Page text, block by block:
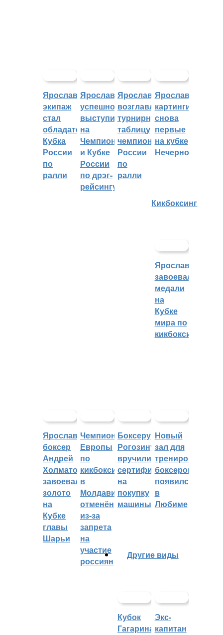
Ярославский
экипаж
стал
обладателем
Кубка
России
по
ралли
Ярославцы
успешно
выступили
на
Чемпионате
и Кубке
России
по дрэг-
рейсингу
Ярославцы
возглавляют
турнирную
таблицу
чемпионата
России
по
ралли
Ярославские
картингисты
снова
первые
на кубке
Нечерноземья
Кикбоксинг
Ярославцы
завоевали
медали
на
Кубке
мира по
кикбоксингу
Ярославский
боксер
Андрей
Холматов
завоевал
золото
на
Кубке
главы
Шарьи
Чемпионат
Европы
по
кикбоксингу
в
Молдавии
отменён
из-за
запрета
на
участие
россиян
Боксеру
Рогозину
вручили
сертификат
на
покупку
машины
Новый
зал для
тренировок
боксеров
появился
в
Любиме
Другие виды
Кубок
Гагарина
Экс-
капитан